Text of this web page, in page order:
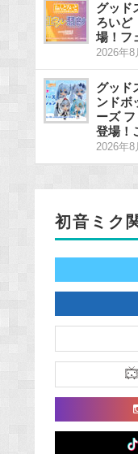
グッド
ろいど
場！フ
2026年8
グッド
ンドボ
ーズ
登場！
2026年8
初音ミク